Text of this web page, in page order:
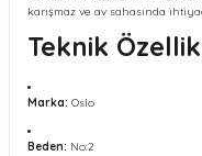
karışmaz ve av sahasında
Teknik
Marka: Oslo
Beden: No:2